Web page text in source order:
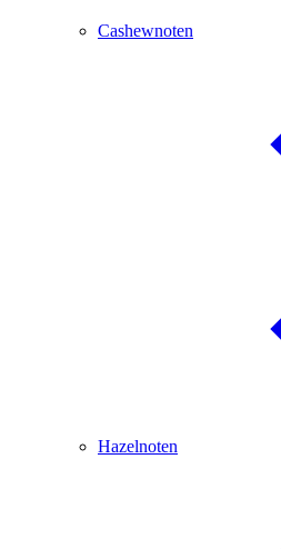
Cashewnoten
Hazelnoten